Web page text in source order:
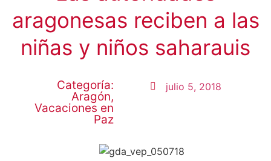
aragonesas reciben a las
niñas y niños saharauis
Categoría:
Aragón,
Vacaciones en
Paz
julio 5, 2018